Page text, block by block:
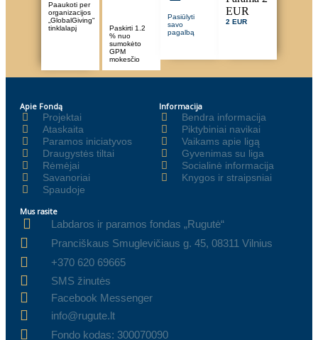
Paaukoti per
organizacijos
„GlobalGiving“
tinklalapį
Paskirti 1.2
% nuo
sumokėto
GPM
mokesčio
Pasiūlyti
savo
pagalbą
2 EUR
Apie Fondą
Projektai
Ataskaita
Paramos iniciatyvos
Draugystės tiltai
Rėmėjai
Savanoriai
Spaudoje
Informacija
Bendra informacija
Piktybiniai navikai
Vaikams apie ligą
Gyvenimas su liga
Socialinė informacija
Knygos ir straipsniai
Mus rasite
Labdaros ir paramos fondas „Rugutė“
Pranciškaus Smuglevičiaus g. 45, 08311 Vilnius
+370 620 69665
SMS žinutės
Facebook Messenger
info@rugute.lt
Fondo kodas: 300070090